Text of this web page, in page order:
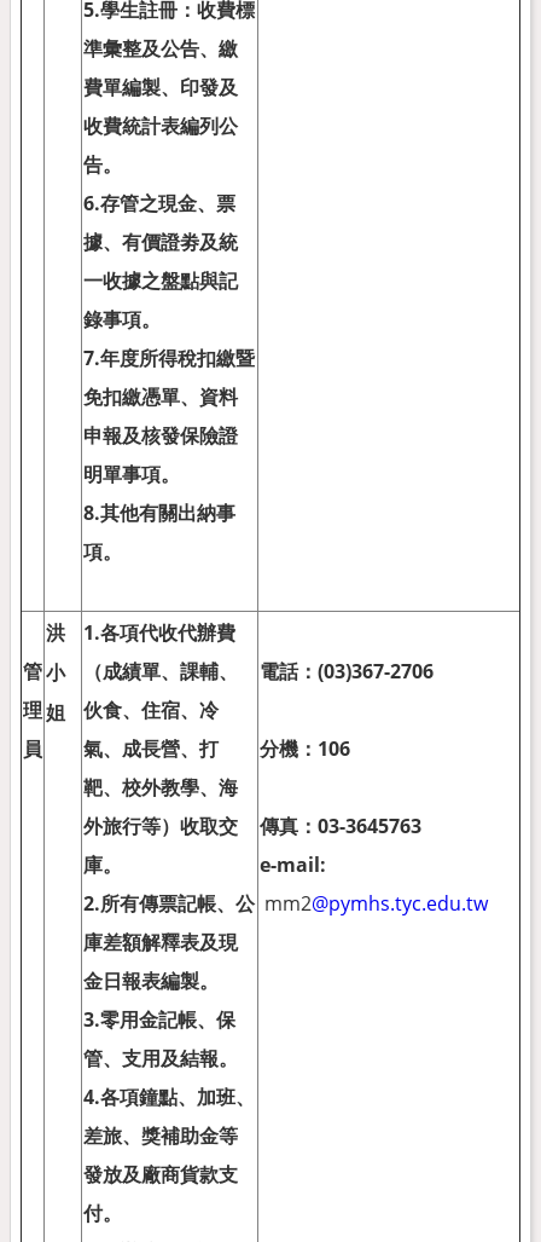
5.學生註冊：收費標
準彙整及公告、繳
費單編製、印發及
收費統計表編列公
告。
6.存管之現金、票
據、有價證劵及統
一收據之盤點與記
錄事項。
7.年度所得稅扣繳暨
免扣繳憑單、資料
申報及核發保險證
明單事項。
8.其他有關出納事
項。
管
理
員
洪
小
姐
1.各項代收代辦費
（成績單、課輔、
伙食、住宿、冷
氣、成長營、打
靶、校外教學、海
外旅行等）收取交
庫。
2.所有傳票記帳、公
庫差額解釋表及現
金日報表編製。
3.零用金記帳、保
管、支用及結報。
4.各項鐘點、加班、
差旅、獎補助金等
發放及廠商貨款支
付。
電話： (03)367-2706
分機： 106
傳真： 03-3645763
e-mail:
mm2@pymhs.tyc.edu.tw